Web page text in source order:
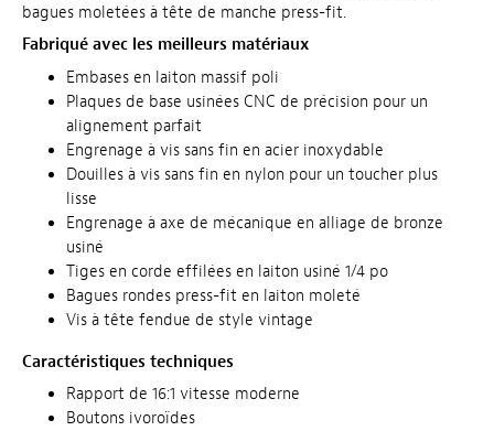
bagues moletées à tête de manche press-fit.
Fabriqué avec les meilleurs matériaux
Embases en laiton massif poli
Plaques de base usinées CNC de précision pour un
alignement parfait
Engrenage à vis sans fin en acier inoxydable
Douilles à vis sans fin en nylon pour un toucher plus
lisse
Engrenage à axe de mécanique en alliage de bronze
usiné
Tiges en corde effilées en laiton usiné 1/4 po
Bagues rondes press-fit en laiton moleté
Vis à tête fendue de style vintage
Caractéristiques techniques
Rapport de 16:1 vitesse moderne
Boutons ivoroïdes